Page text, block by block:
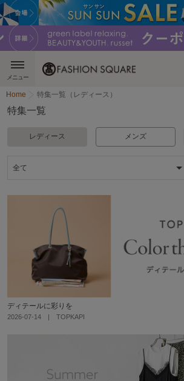
メニュー
Home 特集一覧（レディース）
特集一覧
レディース メンズ
ディテールに彩りを
2026-07-14 | TOPKAPI